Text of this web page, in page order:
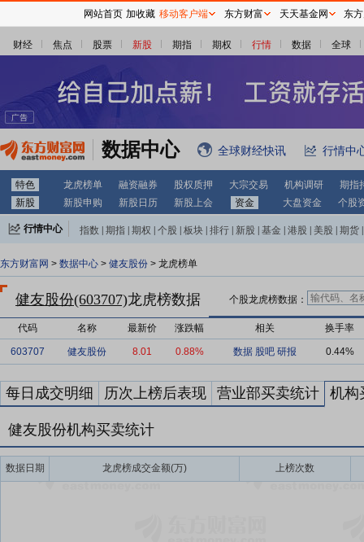
财经 焦点 股票 新股 期指 期权 行情 数据 全球
数据中心 全球财经快讯 行情中
特色 龙虎榜单 融资融券 股权质押 大宗交易 机构调研
期指
新股
新股申购 新股日历 新股上会 资金 大盘资金 个股
行情中心 指数 期指 期权 个股 板块 排行 新股 基金 港股 美股 期货
东方财富网 > 数据中心 > 健友股份 > 龙虎榜单
健友股份(603707)龙虎榜数据 个股龙虎榜数据：
代码 名称 最新价 涨跌幅 相关 换手率
603707 健友股份 8.01 0.88% 数据 股吧 研报 0.44%
每日成交明细 历次上榜后表现 营业部买卖统计 机构
健友股份机构买卖统计
数据日期 龙虎榜成交金额(万) 上榜次数
网站首页 加收藏 移动客户端 东方财富 天天基金网 东